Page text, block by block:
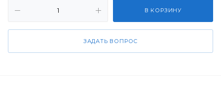
В КОРЗИНУ
ЗАДАТЬ ВОПРОС